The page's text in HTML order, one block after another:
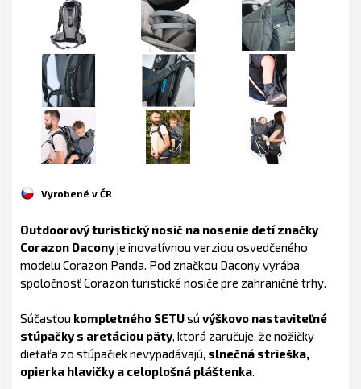
Vyrobené v ČR
Outdoorový turistický nosič na nosenie detí značky
Corazon Daconyje inovatívnou verziou osvedčeného
modelu Corazon Panda. Pod značkou Dacony vyrába
spoločnosť Corazon turistické nosiče pre zahraničné trhy.
Súčasťou kompletného SETUsú výškovo nastaviteľné
stúpačky s aretáciou päty, ktorá zaručuje, že nožičky
dieťaťa zo stúpačiek nevypadávajú, slnečná strieška,
opierka hlavičky a celoplošná pláštenka.